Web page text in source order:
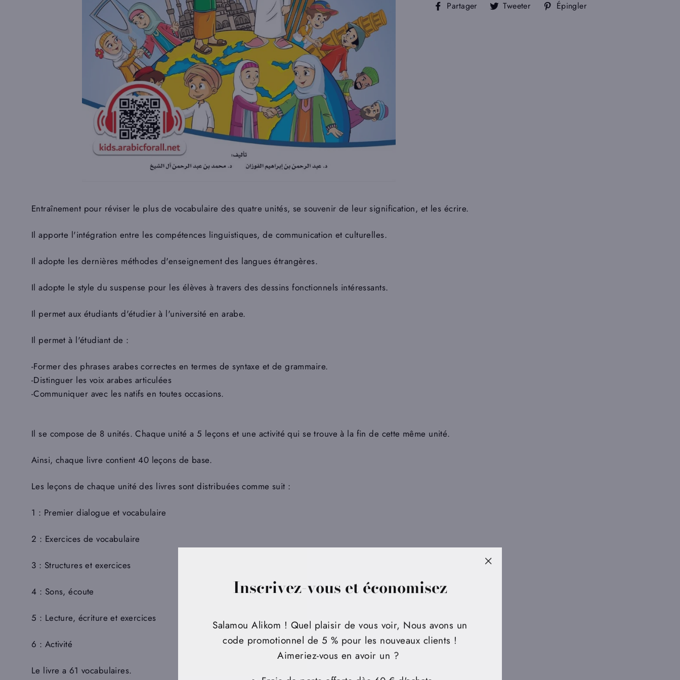
Partager PartagerTweeter Tweeter
sur
Épingler
Entraînement pour réviser le plus de vocabulaire des quatre unités, se souvenir de leur signification, et les écrire.
Il apporte l'intégration entre les compétences linguistiques, de communication et culturelles.
Il adopte les dernières méthodes d'enseignement des langues étrangères.
Il adopte le style du suspense pour les élèves à travers des dessins fonctionnels intéressants.
Il permet aux étudiants d'étudier à l'université en arabe.
Il permet à l'étudiant de :
-Former des phrases arabes correctes en termes de syntaxe et de grammaire.
-Distinguer les voix arabes articulées
-Communiquer avec les natifs en toutes occasions.
Il se compose de 8 unités. Chaque unité a 5 leçons et une activité qui se trouve à la fin de cette même unité.
Ainsi, chaque livre contient 40 leçons de base.
Les leçons de chaque unité des livres sont distribuées comme suit :
1 : Premier dialogue et vocabulaire
2 : Exercices de vocabulaire
3 : Structures et exercices
4 : Sons, écoute
5 : Lecture, écriture et exercices
6 : Activité
Le livre a 61 vocabulaires.
Inscrivez-vous et économisez
Salamou Alikom ! Quel plaisir de vous voir, Nous avons un
code promotionnel de 5 % pour les nouveaux clients !
Aimeriez-vous en avoir un ?